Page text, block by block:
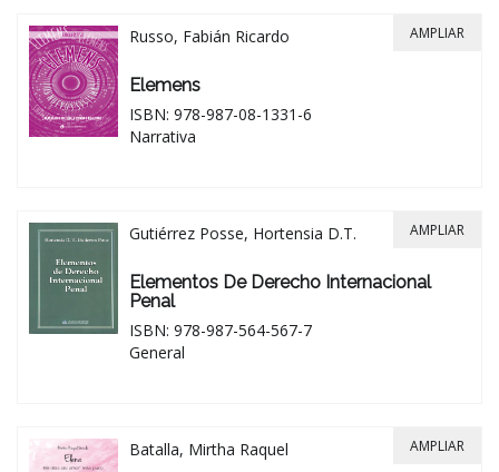
Russo, Fabián Ricardo
Elemens
ISBN: 978-987-08-1331-6
Narrativa
AMPLIAR
Gutiérrez Posse, Hortensia D.T.
Elementos De Derecho Internacional
Penal
ISBN: 978-987-564-567-7
General
AMPLIAR
Batalla, Mirtha Raquel AMPLIAR